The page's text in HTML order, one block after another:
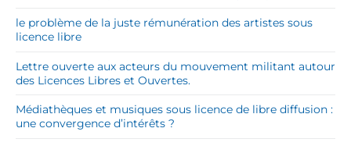
le problème de la juste rémunération des artistes sous
licence libre
Lettre ouverte aux acteurs du mouvement militant autour
des Licences Libres et Ouvertes.
Médiathèques et musiques sous licence de libre diffusion :
une convergence d’intérêts ?